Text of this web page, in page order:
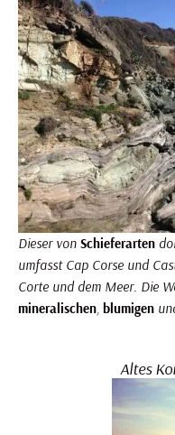
Dieser von Schieferarten
umfasst Cap Corse und
Corte und dem Meer. Die
mineralischen, blumigen
Altes